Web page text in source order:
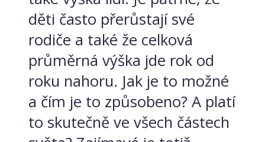
děti často přerůstají své
rodiče a také že celková
průměrná výška jde rok od
roku nahoru. Jak je to možné
a čím je to způsobeno? A platí
to skutečně ve všech částech